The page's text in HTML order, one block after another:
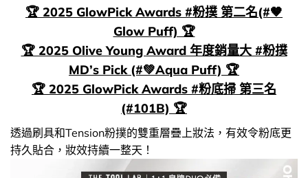
🏆 2025 GlowPick Awards #粉撲 第二名(#🤎
Glow Puff) 🏆
🏆 2025 Olive Young Award 年度銷量大 #粉撲
MD’s Pick (#💚Aqua Puff) 🏆
🏆 2025 GlowPick Awards #粉底掃 第三名
(#101B) 🏆
透過刷具和Tension粉撲的雙重層疊上妝法，有效令粉底更
持久貼合，妝效持續一整天！